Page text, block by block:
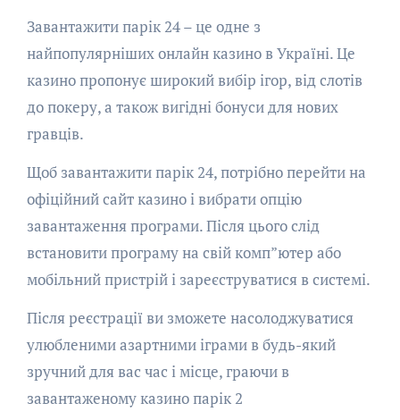
Завантажити парік 24 – це одне з
найпопулярніших онлайн казино в Україні. Це
казино пропонує широкий вибір ігор, від слотів
до покеру, а також вигідні бонуси для нових
гравців.
Щоб завантажити парік 24, потрібно перейти на
офіційний сайт казино і вибрати опцію
завантаження програми. Після цього слід
встановити програму на свій комп”ютер або
мобільний пристрій і зареєструватися в системі.
Після реєстрації ви зможете насолоджуватися
улюбленими азартними іграми в будь-який
зручний для вас час і місце, граючи в
завантаженому казино парік 2